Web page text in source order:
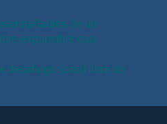
de un
casi
desahogo (casi) libre de